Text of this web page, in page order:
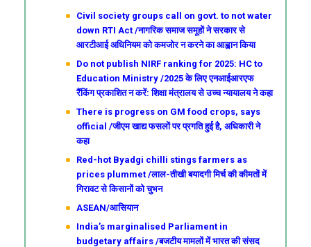
Civil society groups call on govt. to not water
down RTI Act /नागरिक समाज समूहों ने सरकार से
आरटीआई अधिनियम को कमजोर न करने का आह्वान किया
Do not publish NIRF ranking for 2025: HC to
Education Ministry /2025 के लिए एनआईआरएफ
रैंकिंग प्रकाशित न करें: शिक्षा मंत्रालय से उच्च न्यायालय ने कहा
There is progress on GM food crops, says
official /जीएम खाद्य फसलों पर प्रगति हुई है, अधिकारी ने
कहा
Red-hot Byadgi chilli stings farmers as
prices plummet /लाल-तीखी बयादगी मिर्च की कीमतों में
गिरावट से किसानों को चुभन
ASEAN/आसियान
India’s marginalised Parliament in
budgetary affairs /बजटीय मामलों में भारत की संसद